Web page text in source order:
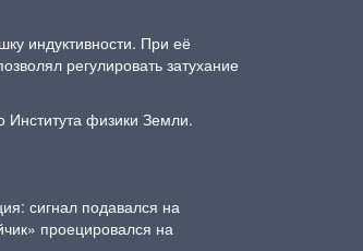
индуктивности. При её
регулировать затухание
Института физики Земли.
сигнал подавался на
проецировался на